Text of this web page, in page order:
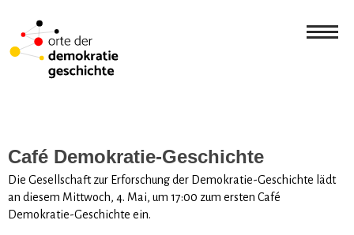
Café Demokratie-Geschichte
Die Gesellschaft zur Erforschung der Demokratie-Geschichte lädt
an diesem Mittwoch, 4. Mai, um 17:00 zum ersten Café
Demokratie-Geschichte ein.